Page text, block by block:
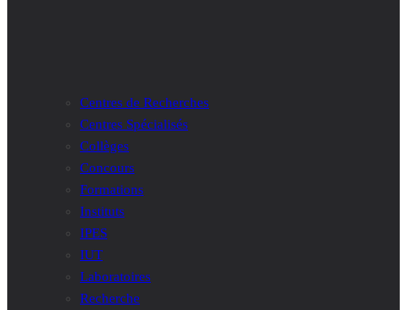
Centres de Recherches
Centres Spécialisés
Collèges
Concours
Formations
Instituts
IPES
IUT
Laboratoires
Recherche